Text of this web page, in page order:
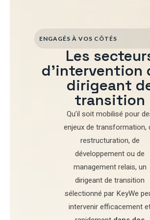
ENGAGÉS À VOS CÔTÉS
Les
d'intervention
dirigeant
transition
Qu’il soit mobilisé pour
enjeux de transformation,
restructuration, de
développementou de
management relais, un
dirigeant de transition
sélectionné par KeyWe
intervenir efficacement